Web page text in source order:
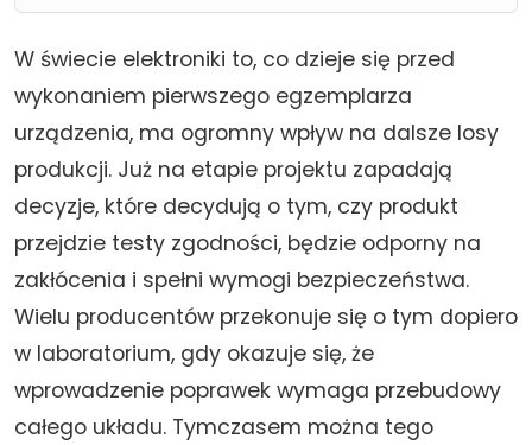
W świecie elektroniki to, co dzieje się przed
wykonaniem pierwszego egzemplarza
urządzenia, ma ogromny wpływ na dalsze losy
produkcji. Już na etapie projektu zapadają
decyzje, które decydują o tym, czy produkt
przejdzie testy zgodności, będzie odporny na
zakłócenia i spełni wymogi bezpieczeństwa.
Wielu producentów przekonuje się o tym dopiero
w laboratorium, gdy okazuje się, że
wprowadzenie poprawek wymaga przebudowy
całego układu. Tymczasem można tego